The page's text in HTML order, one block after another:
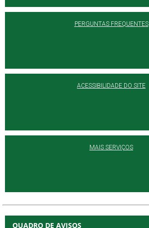
PERGUNTAS FREQUENTES
ACESSIBILIDADE DO SITE
MAIS SERVIÇOS
QUADRO DE AVISOS